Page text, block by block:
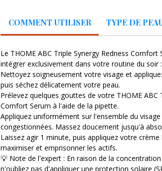
Formulé spécifiquement pour les peaux
l'acné ou à la rosacée, le THOME ABC Triple
imperfections et à l'inflammation chronique. Les
mêmes : une réduction spectaculaire des
baisse globale des rougeurs de 151,90% en
La Formule Synergique Haute Performance
A - Acide Azélaïque (10%) : L'ingrédient star
purifie les pores en ciblant les bactéries
immédiatement les crises de rougeurs ou de
B - Niacinamide / Vitamine B3 (5%) :
cutanée altérée, régule l'excès de sébum et
taches de pigmentation post-acné.
COMMENT UTILISER TYPE DE
Le THOME ABC Triple Synergy Redness
intégrer exclusivement dans votre routine du soir :
Nettoyez soigneusement votre visage et
puis séchez délicatement votre peau.
Prélevez quelques gouttes de votre THOME ABC
Comfort Serum à l'aide de la pipette.
Appliquez uniformément sur l'ensemble du
congestionnées. Massez doucement jusqu'à
Laissez agir 1 minute, puis appliquez votre
maximiser et emprisonner les actifs.
💡 Note de l'expert : En raison de la
n'oubliez pas d'appliquer une protection solaire